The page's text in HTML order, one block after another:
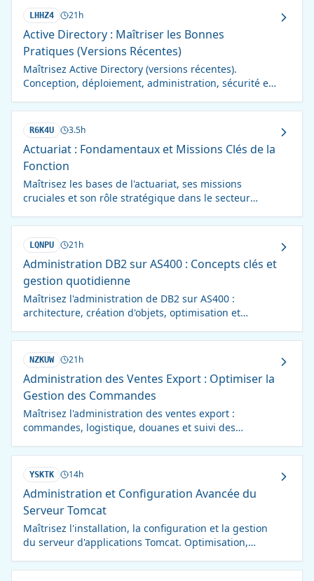
LHHZ4 21h
Active Directory : Maîtriser les Bonnes
Pratiques (Versions Récentes)
Maîtrisez Active Directory (versions récentes).
Conception, déploiement, administration, sécurité et
R6K4U 3.5h
Actuariat : Fondamentaux et Missions Clés de la
Fonction
Maîtrisez les bases de l'actuariat, ses missions
cruciales et son rôle stratégique dans le secteur
LQNPU 21h
Administration DB2 sur AS400 : Concepts clés et
gestion quotidienne
Maîtrisez l'administration de DB2 sur AS400 :
architecture, création d'objets, optimisation et
complète.
NZKUW 21h
Administration des Ventes Export : Optimiser la
Gestion des Commandes
Maîtrisez l'administration des ventes export :
commandes, logistique, douanes et suivi des
optimisée.
YSKTK 14h
Administration et Configuration Avancée du
Serveur Tomcat
Maîtrisez l'installation, la configuration et la gestion
du serveur d'applications Tomcat. Optimisation,